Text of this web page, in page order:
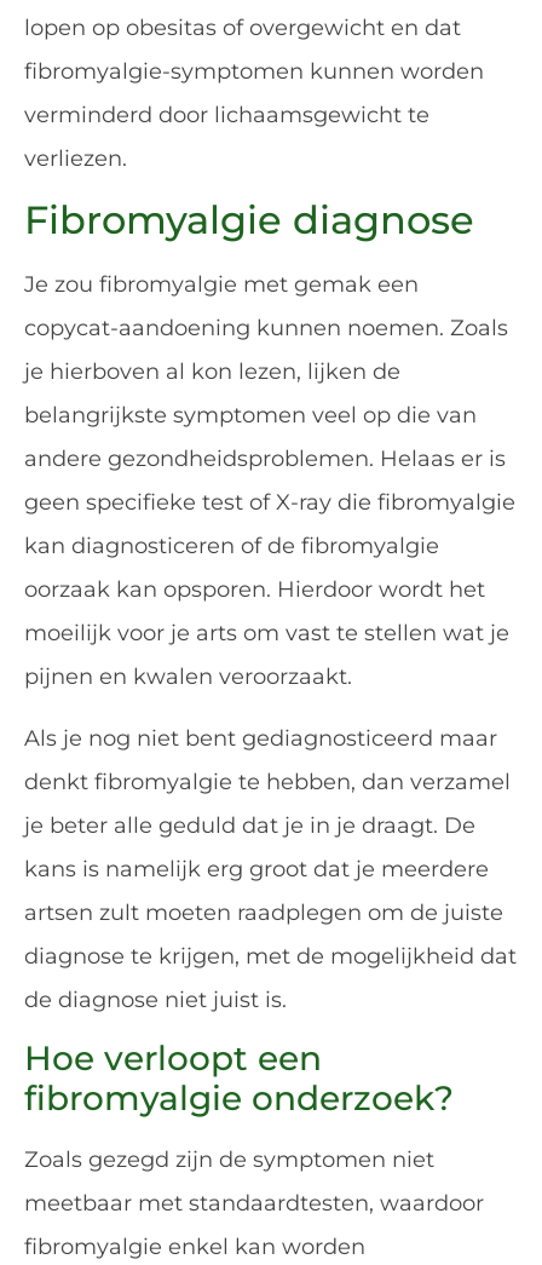
lopen op obesitas of overgewicht en dat
fibromyalgie-symptomen kunnen worden
verminderd door lichaamsgewicht te
verliezen.
Fibromyalgie diagnose
Je zou fibromyalgie met gemak een
copycat-aandoening kunnen noemen. Zoals
je hierboven al kon lezen, lijken de
belangrijkste symptomen veel op die van
andere gezondheidsproblemen. Helaas er is
geen specifieke test of X-ray die fibromyalgie
kan diagnosticeren of de fibromyalgie
oorzaak kan opsporen. Hierdoor wordt het
moeilijk voor je arts om vast te stellen wat je
pijnen en kwalen veroorzaakt.
Als je nog niet bent gediagnosticeerd maar
denkt fibromyalgie te hebben, dan verzamel
je beter alle geduld dat je in je draagt. De
kans is namelijk erg groot dat je meerdere
artsen zult moeten raadplegen om de juiste
diagnose te krijgen, met de mogelijkheid dat
de diagnose niet juist is.
Hoe verloopt een
fibromyalgie onderzoek?
Zoals gezegd zijn de symptomen niet
meetbaar met standaardtesten, waardoor
fibromyalgie enkel kan worden